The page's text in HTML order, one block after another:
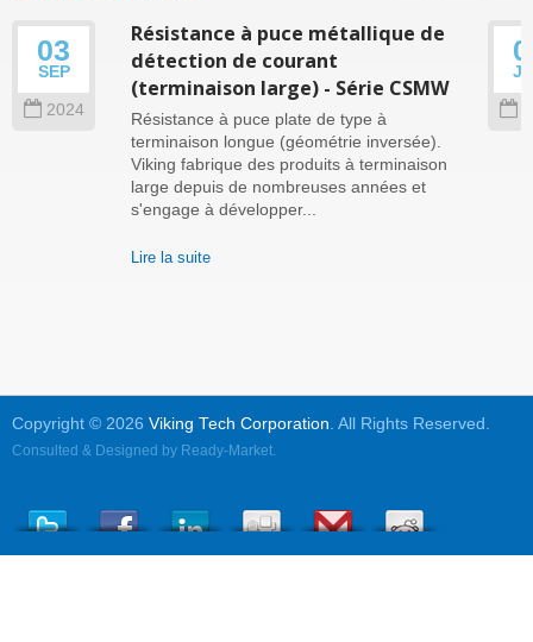
03
SEP
2024
Résistance à puce métallique de
détection de courant
(terminaison large) - Série CSMW
Résistance à puce plate de type à
terminaison longue (géométrie inversée).
Viking fabrique des produits à terminaison
large depuis de nombreuses années et
s'engage à développer...
Lire la suite
Copyright © 2026 Viking Tech Corporation . All Rights Reserved.
Consulted & Designed by Ready-Market